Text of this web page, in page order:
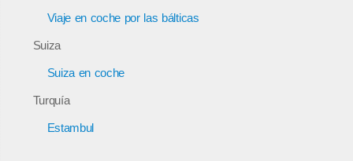
Viaje en coche por las bálticas
Suiza
Suiza en coche
Turquía
Estambul